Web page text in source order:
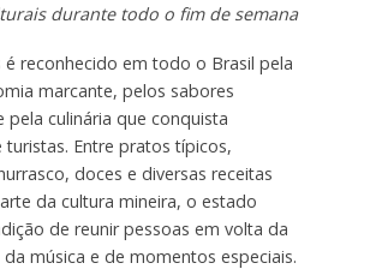
durante todo o fim de semana
é reconhecido em todo o Brasil pela
marcante, pelos sabores
pela culinária que conquista
Entre pratos típicos,
doces e diversas receitas
da cultura mineira, o estado
de reunir pessoas em volta da
música e de momentos especiais.